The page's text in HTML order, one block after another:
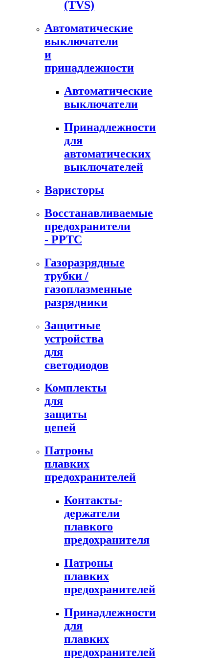
(TVS)
Автоматические
выключатели
и
принадлежности
Автоматические
выключатели
Принадлежности
для
автоматических
выключателей
Варисторы
Восстанавливаемые
предохранители
- PPTC
Газоразрядные
трубки /
газоплазменные
разрядники
Защитные
устройства
для
светодиодов
Комплекты
для
защиты
цепей
Патроны
плавких
предохранителей
Контакты-
держатели
плавкого
предохранителя
Патроны
плавких
предохранителей
Принадлежности
для
плавких
предохранителей